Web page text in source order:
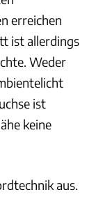
erreichen
ist allerdings
Weder
ist
keine
aus.